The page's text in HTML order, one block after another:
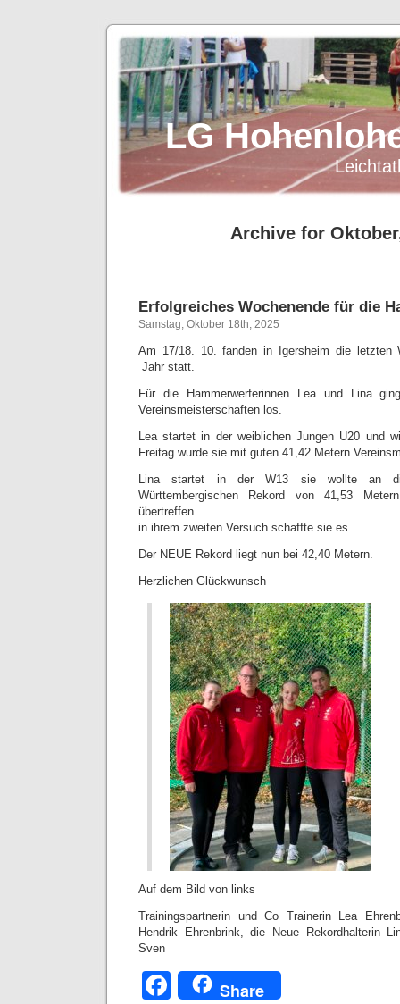
LG
Archive for
Erfolgreiches Wochenende für die
Samstag, Oktober 18th, 2025
Am 17/18. 10. fanden in Igersheim die letzten
Jahr statt.
Für die Hammerwerferinnen Lea und Lina
Vereinsmeisterschaften los.
Lea startet in der weiblichen Jungen U20 und
Freitag wurde sie mit guten 41,42 Metern
Lina startet in der W13 sie wollte an
Württembergischen Rekord von 41,53
übertreffen.
in ihrem zweiten Versuch schaffte sie es.
Der NEUE Rekord liegt nun bei 42,40 Metern.
Herzlichen Glückwunsch
Auf dem Bild von links
Trainingspartnerin und Co Trainerin Lea
Hendrik Ehrenbrink, die Neue Rekordhalterin
Sven
Facebook
Share